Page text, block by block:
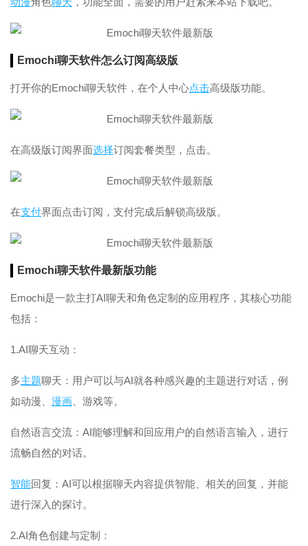
Emochi聊天软件怎么订阅高级版
打开你的Emochi聊天软件，在个人中心点击高级版功能。
在高级版订阅界面选择订阅套餐类型，点击。
在支付界面点击订阅，支付完成后解锁高级版。
Emochi聊天软件最新版功能
Emochi是一款主打AI聊天和角色定制的应用程序，其核心功能
包括：
1.AI聊天互动：
多主题聊天：用户可以与AI就各种感兴趣的主题进行对话，例
如动漫、 漫画 、游戏等。
自然语言交流：AI能够理解和回应用户的自然语言输入，进行
流畅自然的对话。
智能回复：AI可以根据聊天内容提供智能、相关的回复，并能
进行深入的探讨。
2.AI角色创建与定制：